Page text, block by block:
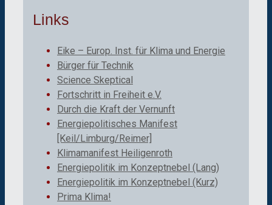
Links
Eike – Europ. Inst. für Klima und Energie
Bürger für Technik
Science Skeptical
Fortschritt in Freiheit e.V.
Durch die Kraft der Vernunft
Energiepolitisches Manifest
[Keil/Limburg/Reimer]
Klimamanifest Heiligenroth
Energiepolitik im Konzeptnebel (Lang)
Energiepolitik im Konzeptnebel (Kurz)
Prima Klima!